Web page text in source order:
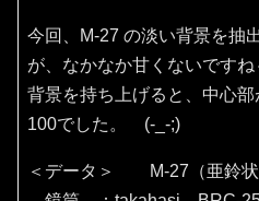
今回、M-27 の淡い背景を抽
が、なかなか甘くないですね
背景を持ち上げると、中心
100でした。 (-_-;)
＜データ＞ M-27（亜鈴状